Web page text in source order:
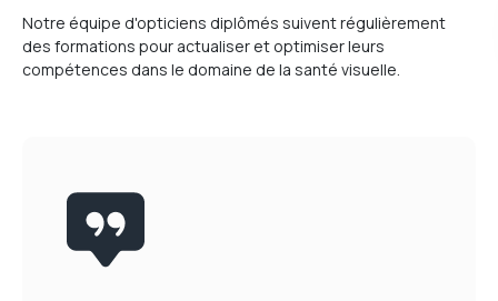
Notre équipe d'opticiens diplômés suivent régulièrement
des formations pour actualiser et optimiser leurs
compétences dans le domaine de la santé visuelle.